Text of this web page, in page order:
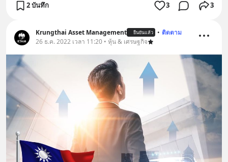
2 บันทึก 3 3
Krungthai Asset Management ยืนยันแล้ว • ติดตาม
26 ธ.ค. 2022 เวลา 11:20 • หุ้น & เศรษฐกิจ